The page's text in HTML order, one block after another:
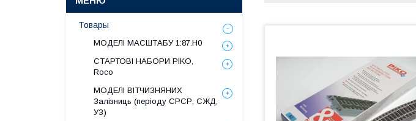
Товары
МОДЕЛІ МАСШТАБУ 1:87.H0
СТАРТОВІ НАБОРИ PIKO,
Roco
МОДЕЛІ ВІТЧИЗНЯНИХ
Залізниць (періоду СРСР, СЖД,
УЗ)